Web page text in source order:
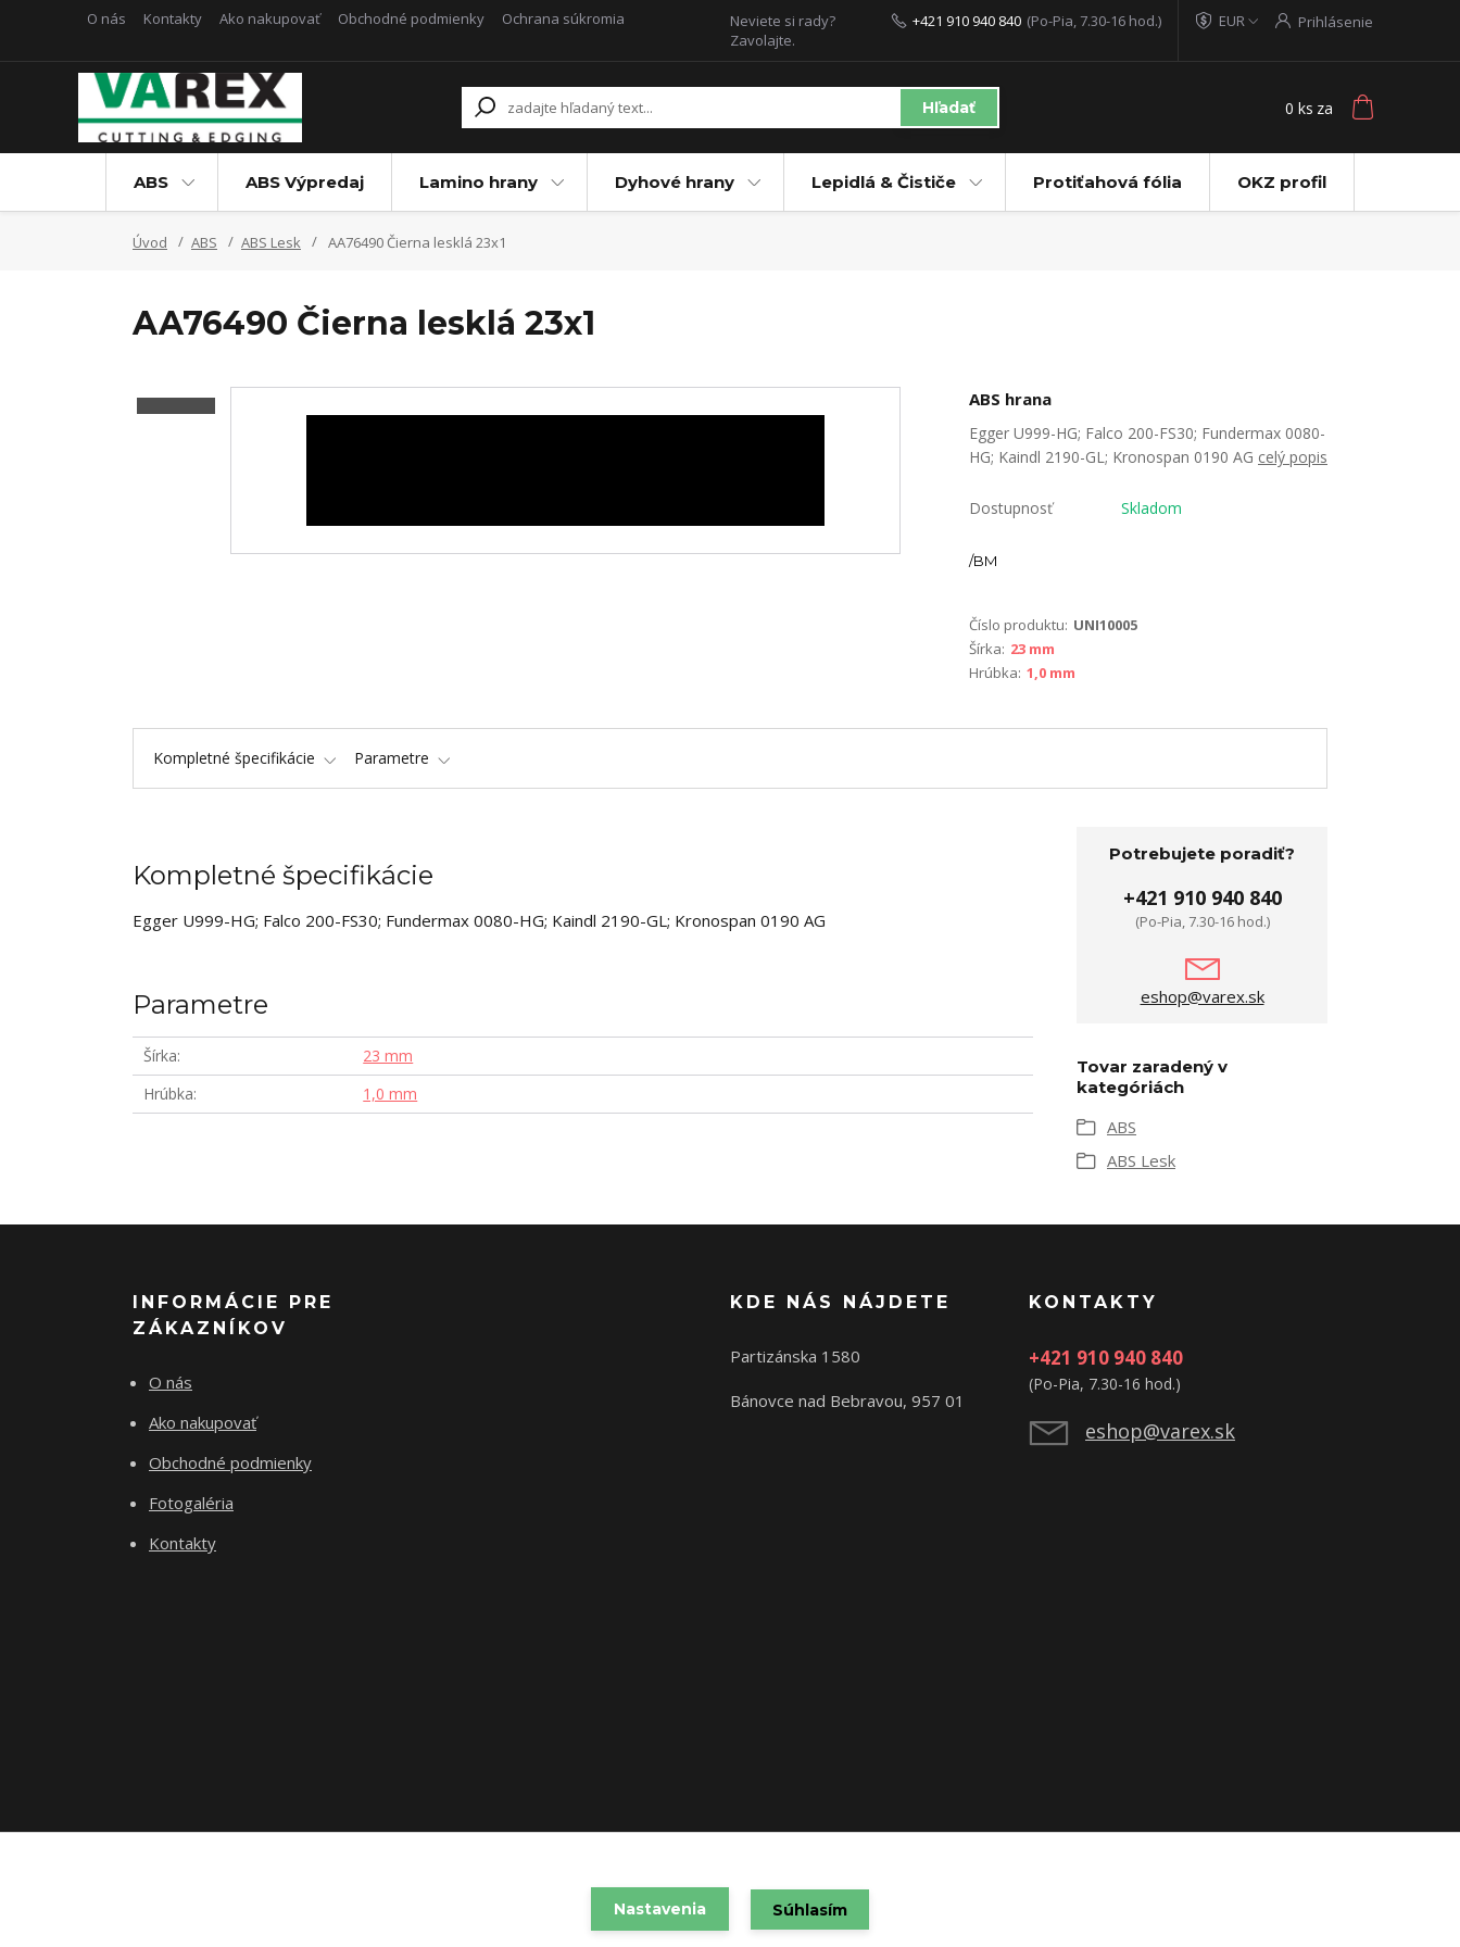
O nás Kontakty Ako nakupovať Obchodné podmienky Ochrana súkromia EUR Prihlásenie
Hľadať
Neviete si rady?
Zavolajte.
+421 910 940 840 (Po-Pia, 7.30-16 hod.)
0 ks za
ABS ABS Výpredaj Lamino hrany Dyhové hrany Lepidlá & Čističe Protiťahová fólia OKZ profil
Úvod ABS ABS Lesk AA76490 Čierna lesklá 23x1
AA76490 Čierna lesklá 23x1
ABS hrana
Egger U999-HG; Falco 200-FS30; Fundermax 0080-
HG; Kaindl 2190-GL; Kronospan 0190 AG celý popis
Dostupnosť Skladom
/BM
Číslo produktu: UNI10005
Šírka: 23 mm
Hrúbka: 1,0 mm
Kompletné špecifikácie Parametre
Kompletné špecifikácie
Egger U999-HG; Falco 200-FS30; Fundermax 0080-HG; Kaindl 2190-GL; Kronospan 0190 AG
Parametre
Šírka
23 mm
Hrúbka
1,0 mm
Potrebujete poradiť?
+421 910 940 840
(Po-Pia, 7.30-16 hod.)
eshop@varex.sk
Tovar zaradený v
kategóriách
ABS
ABS Lesk
INFORMÁCIE PRE
ZÁKAZNÍKOV
O nás
Ako nakupovať
Obchodné podmienky
Fotogaléria
Kontakty
KDE NÁS NÁJDETE
Partizánska 1580
Bánovce nad Bebravou, 957 01
KONTAKTY
+421 910 940 840
(Po-Pia, 7.30-16 hod.)
eshop@varex.sk
VAREX SLOVAKIA s.r.o. 2021
Vytvorené na
Eshop-rychlo.sk
Nastavenia Súhlasím